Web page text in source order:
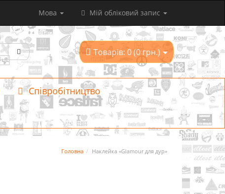
Мова Мій обліковий запис
Товарів: 0 (0 грн.)
Співробітництво
Головна Наклейка «Glamour для дур»